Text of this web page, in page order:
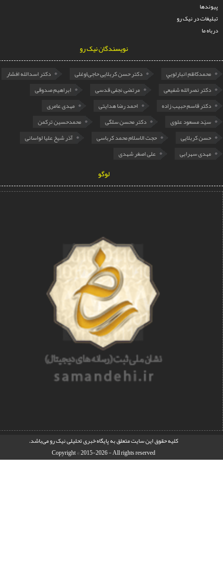
در نیک رو
نویسندگان نیک رو
انبارلويي دکتر حسن کربلایی حاجی‌اوغلی
دکتر اسدالله افشار
نصرالله شفیعی
مرتضی نجفی قدسی
ابراهیم صدوقی
قاسم حبیب زاده
احمد رضا هدایتی
مهدی عامری
مسعود علوی
دکتر محسن سلگی
محمدحسین ترکمن
کربلایی
حجت الاسلام محمد کرباسی
آذر شیخ علیا لواسانی
سهرابی
علی اصغر شهدی
کليه حقوق اين سايت متعلق بهپایگاه خبری تحلیلی نیک رومی‌باشد.
Copyright © 2015-2026 - All rights reserved